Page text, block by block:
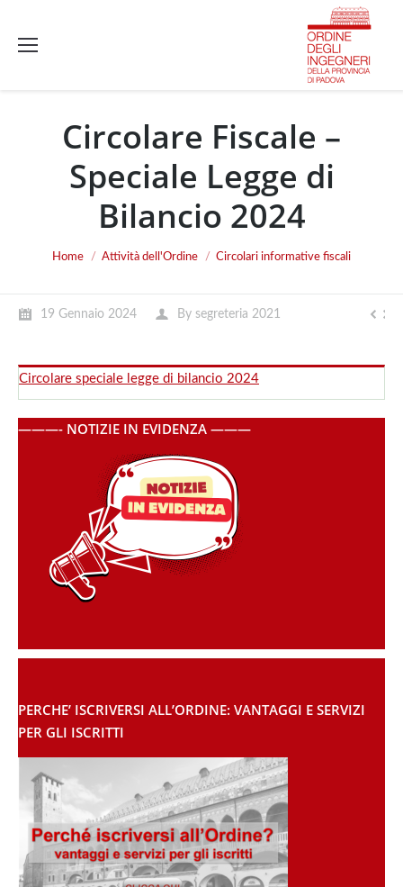
Circolare Fiscale –
Speciale Legge di
Bilancio 2024
You are here:
Home Attività dell'Ordine Circolari informative fiscali
19 Gennaio 2024 By segreteria 2021
Circolare speciale legge di bilancio 2024
———- NOTIZIE IN EVIDENZA ———
PERCHE’ ISCRIVERSI ALL’ORDINE: VANTAGGI E SERVIZI
PER GLI ISCRITTI